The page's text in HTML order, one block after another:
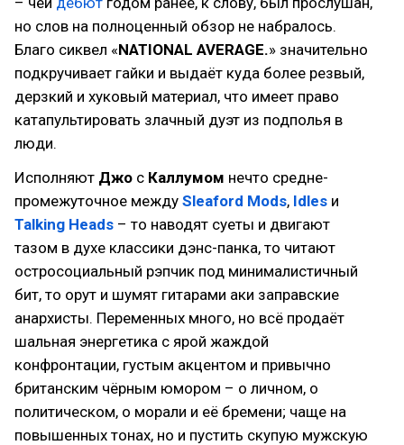
но слов на полноценный обзор не набралось.
Благо сиквел «NATIONAL AVERAGE.» значительно
подкручивает гайки и выдаёт куда более резвый,
дерзкий и хуковый материал, что имеет право
катапультировать злачный дуэт из подполья в
люди.
Исполняют Джо с Каллумом нечто средне-
промежуточное между Sleaford Mods, Idles и
Talking Heads – то наводят суеты и двигают
тазом в духе классики дэнс-панка, то читают
остросоциальный рэпчик под минималистичный
бит, то орут и шумят гитарами аки заправские
анархисты. Переменных много, но всё продаёт
шальная энергетика с ярой жаждой
конфронтации, густым акцентом и привычно
британским чёрным юмором – о личном, о
политическом, о морали и её бремени; чаще на
повышенных тонах, но и пустить скупую мужскую